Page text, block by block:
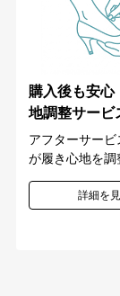
購入後も安心
地調整サービ
アフターサービ
が履き心地を調
詳細を